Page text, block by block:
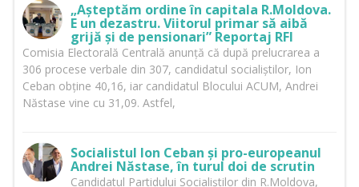
„Așteptăm ordine în capitala R.Moldova.
E un dezastru. Viitorul primar să aibă
grijă și de pensionari” Reportaj RFI
Comisia Electorală Centrală anunță că după prelucrarea a
306 procese verbale din 307, candidatul socialiștilor, Ion
Ceban obține 40,16, iar candidatul Blocului ACUM, Andrei
Năstase vine cu 31,09. Astfel,
Socialistul Ion Ceban și pro-europeanul
Andrei Năstase, în turul doi de scrutin
Candidatul Partidului Socialiștilor din R.Moldova,